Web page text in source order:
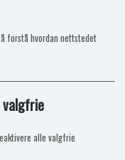
forstå hvordan nettstedet
alle valgfrie